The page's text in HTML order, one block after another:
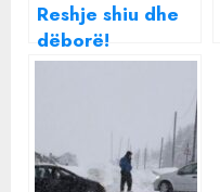
Reshje shiu dhe
dëborë!
Parashikimi i
javë për të gjitha